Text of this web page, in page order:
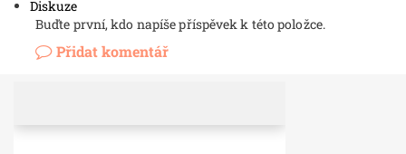
Diskuze
Buďte první, kdo napíše příspěvek k této položce.
Přidat komentář